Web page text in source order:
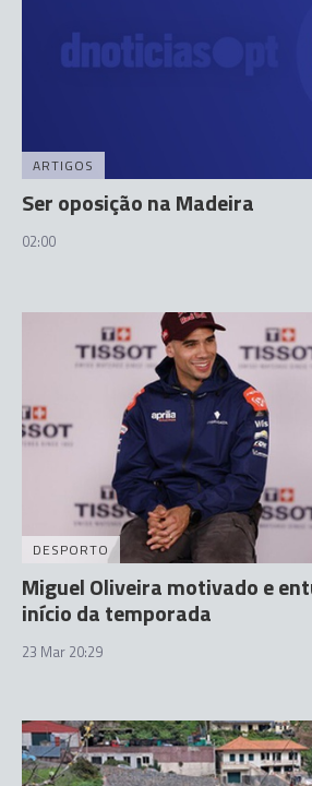
ARTIGOS
Ser oposição na Madeira
02:00
DESPORTO
Miguel Oliveira motivado e
início da temporada
23 Mar 20:29